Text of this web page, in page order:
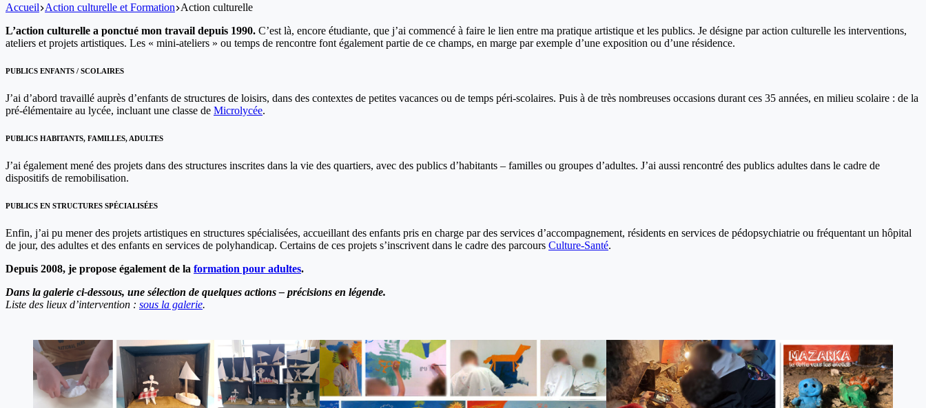
Accueil Action culturelle et Formation Action culturelle
L’action culturelle a ponctué mon travail depuis 1990. C’est là, encore étudiante, que j’ai commencé à faire le lien entre ma pratique artistique et les publics. Je désigne par action culturelle les interventions,
ateliers et projets artistiques. Les « mini-ateliers » ou temps de rencontre font également partie de ce champs, en marge par exemple d’une exposition ou d’une résidence.
PUBLICS ENFANTS / SCOLAIRES
J’ai d’abord travaillé auprès d’enfants de structures de loisirs, dans des contextes de petites vacances ou de temps péri-scolaires. Puis à de très nombreuses occasions durant ces 35 années, en milieu scolaire : de la
pré-élémentaire au lycée, incluant une classe de Microlycée.
PUBLICS HABITANTS, FAMILLES, ADULTES
J’ai également mené des projets dans des structures inscrites dans la vie des quartiers, avec des publics d’habitants – familles ou groupes d’adultes. J’ai aussi rencontré des publics adultes dans le cadre de
dispositifs de remobilisation.
PUBLICS EN STRUCTURES SPÉCIALISÉES
Enfin, j’ai pu mener des projets artistiques en structures spécialisées, accueillant des enfants pris en charge par des services d’accompagnement, résidents en services de pédopsychiatrie ou fréquentant un hôpital
de jour, des adultes et des enfants en services de polyhandicap. Certains de ces projets s’inscrivent dans le cadre des parcours Culture-Santé.
Depuis 2008, je propose également de la formation pour adultes.
Dans la galerie ci-dessous, une sélection de quelques actions – précisions en légende.
Liste des lieux d’intervention : sous la galerie.